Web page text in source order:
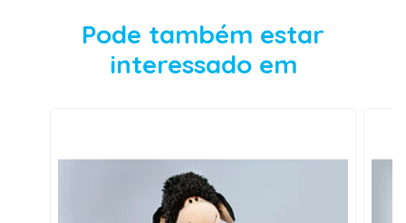
Pode também estar
interessado em